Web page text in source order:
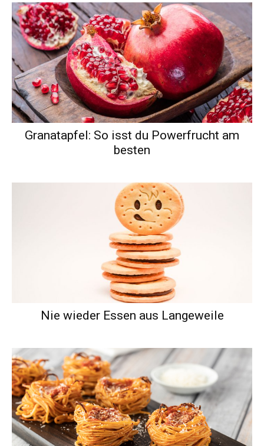
Granatapfel: So isst du Powerfrucht am
besten
Nie wieder Essen aus Langeweile